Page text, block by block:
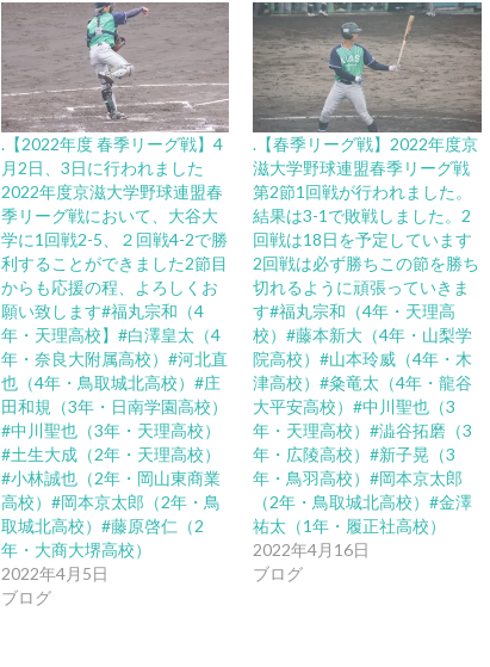
.【2022年度 春季リーグ戦】4
月2日、3日に行われました
2022年度京滋大学野球連盟春
季リーグ戦において、大谷大
学に1回戦2-5、２回戦4-2で勝
利することができました2節目
からも応援の程、よろしくお
願い致します️#福丸宗和（4
年・天理高校】#白澤皇太（4
年・奈良大附属高校）#河北直
也（4年・鳥取城北高校）#庄
田和規（3年・日南学園高校）
#中川聖也（3年・天理高校）
#土生大成（2年・天理高校）
#小林誠也（2年・岡山東商業
高校）#岡本京太郎（2年・鳥
取城北高校）#藤原啓仁（2
年・大商大堺高校）
2022年4月5日
ブログ
.【春季リーグ戦】2022年度京
滋大学野球連盟春季リーグ戦
第2節1回戦が行われました。
結果は3-1で敗戦しました。2
回戦は18日を予定しています️
2回戦は必ず勝ちこの節を勝ち
切れるように頑張っていきま
す#福丸宗和（4年・天理高
校）#藤本新大（4年・山梨学
院高校）#山本玲威（4年・木
津高校）#粂竜太（4年・龍谷
大平安高校）#中川聖也（3
年・天理高校）#澁谷拓磨（3
年・広陵高校）#新子晃（3
年・鳥羽高校）#岡本京太郎
（2年・鳥取城北高校）#金澤
祐太（1年・履正社高校）
2022年4月16日
ブログ